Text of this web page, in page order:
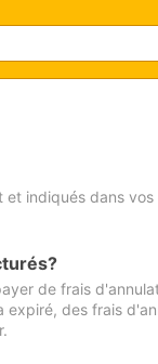
et indiqués dans
de frais
expiré, des frais